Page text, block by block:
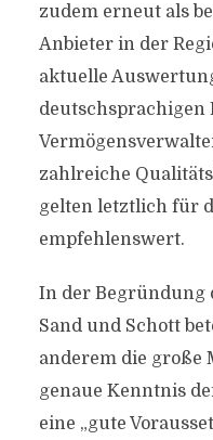
zudem erneut als
Anbieter in der
aktuelle
deutschsprachigen
zahlreiche
gelten letztlich für
empfehlenswert.
In der Begründung
Sand und Schott
anderem die große
genaue Kenntnis
eine „gute